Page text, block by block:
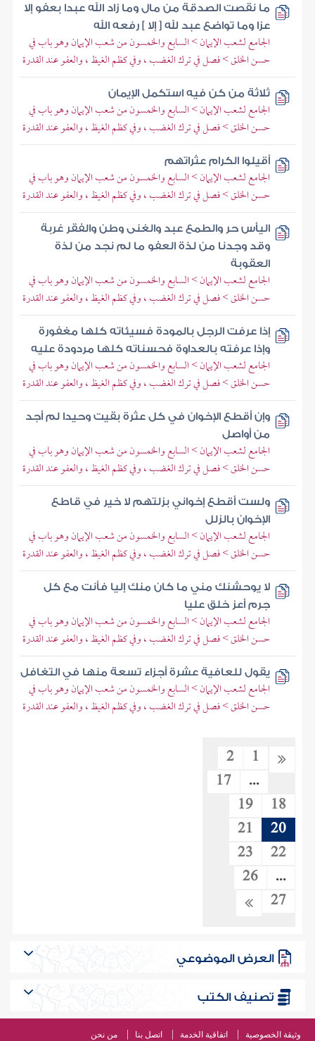
ما نقصت الصدقة من مال وما زاد الله عبدا بعفو إلا
عزا وما تواضع عبد لله [ إلا ] رفعه الله
الجامع لشعب الإيمان > السابع والخمسون من شعب الإيمان وهو باب في
حسن الخلق > فصل في ترك الغضب ، وفي كظم الغيظ ، والعفو عند القدرة
ثلاثة من كن فيه استكمل الإيمان
الجامع لشعب الإيمان > السابع والخمسون من شعب الإيمان وهو باب في
حسن الخلق > فصل في ترك الغضب ، وفي كظم الغيظ ، والعفو عند القدرة
أقيلوا الكرام عثراتهم
الجامع لشعب الإيمان > السابع والخمسون من شعب الإيمان وهو باب في
حسن الخلق > فصل في ترك الغضب ، وفي كظم الغيظ ، والعفو عند القدرة
اليأس حر والطمع عبد والغنى وطن والفقر غربة
وقد وجدنا من لذة العفو ما لم نجد من لذة
العقوبة
الجامع لشعب الإيمان > السابع والخمسون من شعب الإيمان وهو باب في
حسن الخلق > فصل في ترك الغضب ، وفي كظم الغيظ ، والعفو عند القدرة
إذا عرفت الرجل بالمودة فسيئاته كلها مغفورة
وإذا عرفته بالعداوة فحسناته كلها مردودة عليه
الجامع لشعب الإيمان > السابع والخمسون من شعب الإيمان وهو باب في
حسن الخلق > فصل في ترك الغضب ، وفي كظم الغيظ ، والعفو عند القدرة
وإن أقطع الإخوان في كل عثرة بقيت وحيدا لم أجد
من أواصل
الجامع لشعب الإيمان > السابع والخمسون من شعب الإيمان وهو باب في
حسن الخلق > فصل في ترك الغضب ، وفي كظم الغيظ ، والعفو عند القدرة
ولست أقطع إخواني بزلتهم لا خير في قاطع
الإخوان بالزلل
الجامع لشعب الإيمان > السابع والخمسون من شعب الإيمان وهو باب في
حسن الخلق > فصل في ترك الغضب ، وفي كظم الغيظ ، والعفو عند القدرة
لا يوحشنك مني ما كان منك إليا فأنت مع كل
جرم أعز خلق عليا
الجامع لشعب الإيمان > السابع والخمسون من شعب الإيمان وهو باب في
حسن الخلق > فصل في ترك الغضب ، وفي كظم الغيظ ، والعفو عند القدرة
يقول للعافية عشرة أجزاء تسعة منها في التغافل
الجامع لشعب الإيمان > السابع والخمسون من شعب الإيمان وهو باب في
حسن الخلق > فصل في ترك الغضب ، وفي كظم الغيظ ، والعفو عند القدرة
1
2
...
17
18
19
20
21
22
23
...
26
27
العرض الموضوعي
تصنيف الكتب
وثيقة الخصوصية اتفاقية الخدمة اتصل بنا من نحن